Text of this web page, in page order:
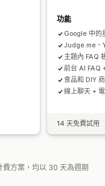
功能
Google 中的
Judge.me、
主題內 FAQ
前台 AI FAQ
食品和 DIY
線上聊天 +
14 天免費試用
費方案，均以 30 天為週期